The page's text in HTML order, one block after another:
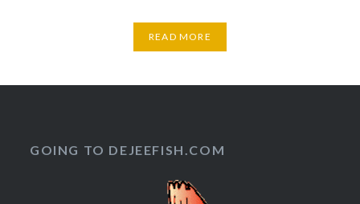
READ MORE
GOING TO DEJEEFISH.COM